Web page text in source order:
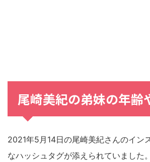
尾崎美紀の弟妹の年齢
2021年5月14日の尾崎美紀さんのイン
なハッシュタグが添えられていました。